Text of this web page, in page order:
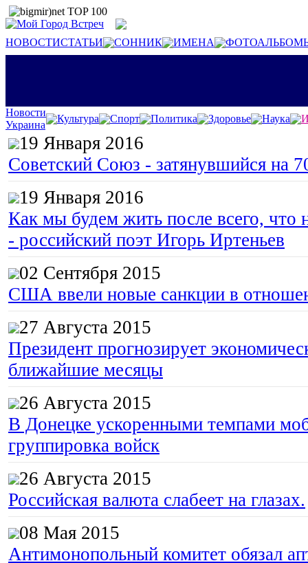
НОВОСТИСТАТЬИ СОННИК ИМЕНА
Новости
Украина
Культура Спорт Политика Здоровье Наука
19 Января 2016
Советский Союз - затянувшийся на
19 Января 2016
Как мы будем жить после всего, что
- российский поэт Игорь Иртеньев
02 Сентября 2015
США ввели новые санкции в
27 Августа 2015
Президент прогнозирует
ближайшие месяцы
26 Августа 2015
В Донецке ускоренными темпами
группировка войск
26 Августа 2015
Российская валюта слабеет на глазах.
08 Мая 2015
Антимонопольный комитет обязал